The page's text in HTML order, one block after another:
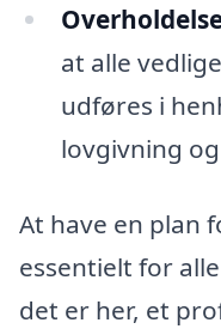
at alle
udføres i
lovgivning
At have en plan
essentielt for
det er her, et